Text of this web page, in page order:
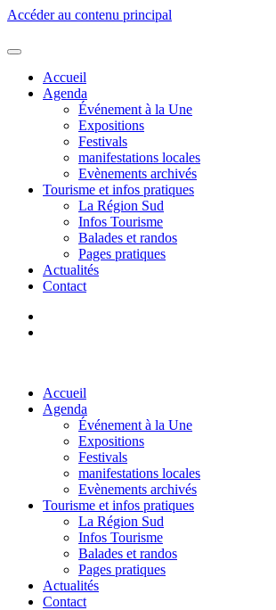
Accéder au contenu principal
Accueil
Agenda
Événement à la Une
Expositions
Festivals
manifestations locales
Evènements archivés
Tourisme et infos pratiques
La Région Sud
Infos Tourisme
Balades et randos
Pages pratiques
Actualités
Contact
Accueil
Agenda
Événement à la Une
Expositions
Festivals
manifestations locales
Evènements archivés
Tourisme et infos pratiques
La Région Sud
Infos Tourisme
Balades et randos
Pages pratiques
Actualités
Contact